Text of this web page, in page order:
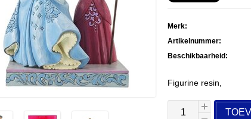
Merk:
Artikelnummer:
Beschikbaarheid:
Figurine resin,